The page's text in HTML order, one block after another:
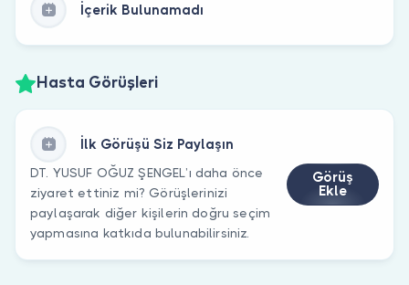
İçerik Bulunamadı
Hasta Görüşleri
İlk Görüşü Siz Paylaşın
DT. YUSUF OĞUZ ŞENGEL’ı daha önce
ziyaret ettiniz mi? Görüşlerinizi
paylaşarak diğer kişilerin doğru seçim
yapmasına katkıda bulunabilirsiniz.
Görüş
Ekle